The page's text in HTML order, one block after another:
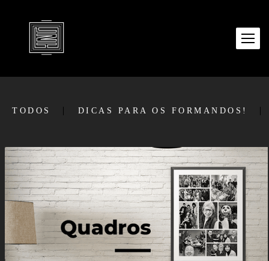
TODOS DICAS PARA OS FORMANDOS!